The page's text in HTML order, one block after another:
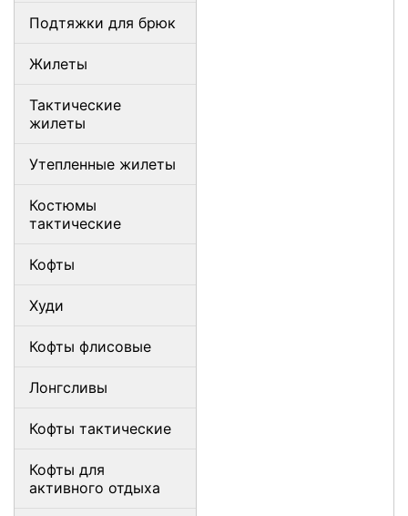
Подтяжки для брюк
Жилеты
Тактические
жилеты
Утепленные жилеты
Костюмы
тактические
Кофты
Худи
Кофты флисовые
Лонгсливы
Кофты тактические
Кофты для
активного отдыха